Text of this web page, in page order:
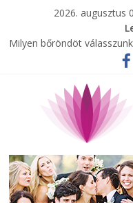
2026. augusztus
A zöld forradalom: A
szempontjainak erősítése
Milyen bőröndöt
Tartalék ajándék, amit
Különleges tömörfa ládák